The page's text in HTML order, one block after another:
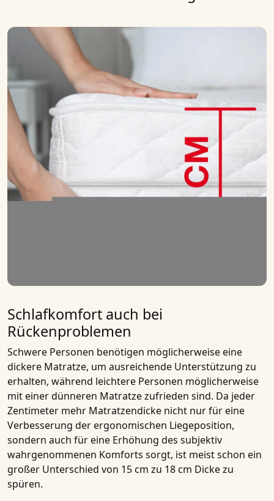
Schlafkomfort auch bei
Rückenproblemen
Schwere Personen benötigen möglicherweise eine
dickere Matratze, um ausreichende Unterstützung zu
erhalten, während leichtere Personen möglicherweise
mit einer dünneren Matratze zufrieden sind. Da jeder
Zentimeter mehr Matratzendicke nicht nur für eine
Verbesserung der ergonomischen Liegeposition,
sondern auch für eine Erhöhung des subjektiv
wahrgenommenen Komforts sorgt, ist meist schon ein
großer Unterschied von 15 cm zu 18 cm Dicke zu
spüren.